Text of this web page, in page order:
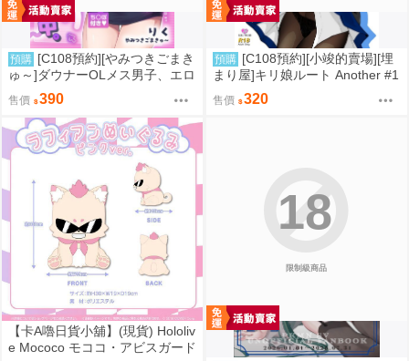
預購 [C108預約][やみつきごまき
ゅ～]ダウナーOLメス男子、エロ
がり残業中。【特典付】 同人誌i
d=3735920
售價 390
預購 [C108預約][小竣的賣場][埋
まり屋]キリ娘ルート Another #1
0 中編 ~浮気デート編~ 同人誌id
=3764106
售價 320
【卡A嚕日貨小舖】(現貨) Hololiv
e Mococo モココ・アビスガード
限制級商品
18